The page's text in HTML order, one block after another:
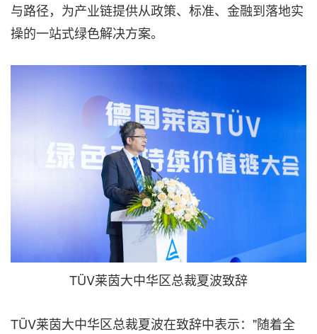
与路径，为产业链提供从政策、标准、金融到落地实
操的一站式绿色解决方案。
TÜV莱茵大中华区总裁夏波致辞
TÜV莱茵大中华区总裁夏波在致辞中表示："随着全